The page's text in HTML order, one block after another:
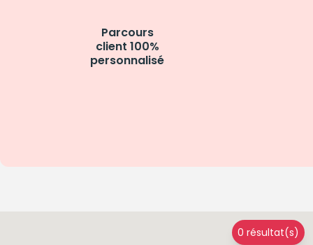
Parcours
client 100%
personnalisé
0 résultat(s)